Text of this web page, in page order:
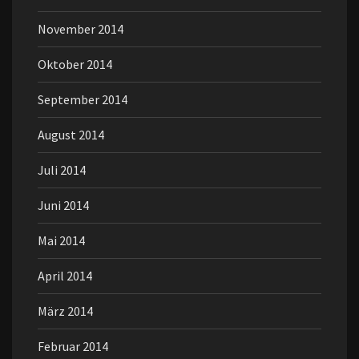
November 2014
Oktober 2014
September 2014
August 2014
Juli 2014
Juni 2014
Mai 2014
April 2014
März 2014
Februar 2014